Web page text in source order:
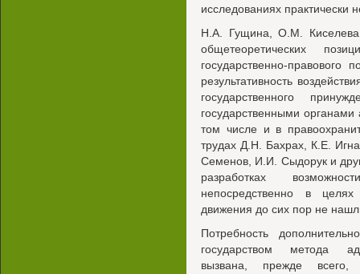
исследованиях практически
H.A. Гущина, О.М.
общетеоретических
государственно-
результативность
государственного
государственными
том числе и в
трудах Д.Н. Бахрах, К.Е.
Семенов, И.И. Сыдорук и
разработках
непосредственно в целях
движения до сих пор не
Потребность
государством метода
вызвана, прежде